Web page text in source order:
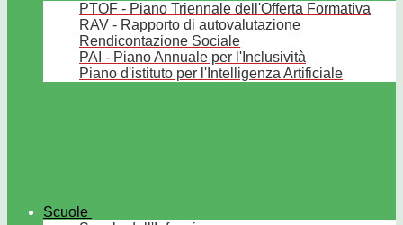
PTOF - Piano Triennale dell'Offerta Formativa
RAV - Rapporto di autovalutazione
Rendicontazione Sociale
PAI - Piano Annuale per l'Inclusività
Piano d'istituto per l'Intelligenza Artificiale
Scuole